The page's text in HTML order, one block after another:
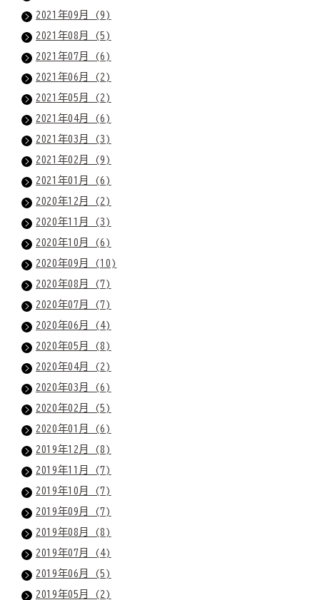
2021年09月 (9)
2021年08月 (5)
2021年07月 (6)
2021年06月 (2)
2021年05月 (2)
2021年04月 (6)
2021年03月 (3)
2021年02月 (9)
2021年01月 (6)
2020年12月 (2)
2020年11月 (3)
2020年10月 (6)
2020年09月 (10)
2020年08月 (7)
2020年07月 (7)
2020年06月 (4)
2020年05月 (8)
2020年04月 (2)
2020年03月 (6)
2020年02月 (5)
2020年01月 (6)
2019年12月 (8)
2019年11月 (7)
2019年10月 (7)
2019年09月 (7)
2019年08月 (8)
2019年07月 (4)
2019年06月 (5)
2019年05月 (2)